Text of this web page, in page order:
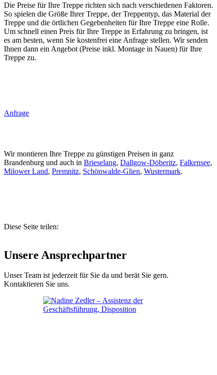
Die Preise für Ihre Treppe richten sich nach verschiedenen Faktoren.
So spielen die Größe Ihrer Treppe, der Treppentyp, das Material der
Treppe und die örtlichen Gegebenheiten für Ihre Treppe eine Rolle.
Um schnell einen Preis für Ihre Treppe in Erfahrung zu bringen, ist
es am besten, wenn Sie kostenfrei eine Anfrage stellen. Wir senden
Ihnen dann ein Angebot (Preise inkl. Montage in Nauen) für Ihre
Treppe zu.
Anfrage
Wir montieren Ihre Treppe zu günstigen Preisen in ganz
Brandenburg und auch in Brieselang, Dallgow-Döberitz, Falkensee,
Milower Land, Premnitz, Schönwalde-Glien, Wustermark.
Diese Seite teilen:
Unsere Ansprechpartner
Unser Team ist jederzeit für Sie da und berät Sie gern.
Kontaktieren Sie uns.